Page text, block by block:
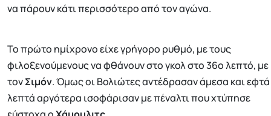
να πάρουν κάτι περισσότερο από τον αγώνα.
Το πρώτο ημίχρονο είχε γρήγορο ρυθμό, με τους
φιλοξενούμενους να φθάνουν στο γκολ στο 36ο λεπτό, με
τονΣιμόν. Όμως οι Βολιώτες αντέδρασαν άμεσα και εφτά
λεπτά αργότερα ισοφάρισαν με πέναλτι που χτύπησε